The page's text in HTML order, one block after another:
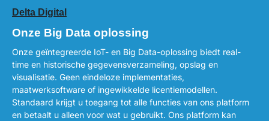
Delta Digital
Onze Big Data oplossing
Onze geïntegreerde IoT- en Big Data-oplossing biedt real-
time en historische gegevensverzameling, opslag en
visualisatie. Geen eindeloze implementaties,
maatwerksoftware of ingewikkelde licentiemodellen.
Standaard krijgt u toegang tot alle functies van ons platform
en betaalt u alleen voor wat u gebruikt. Ons platform kan